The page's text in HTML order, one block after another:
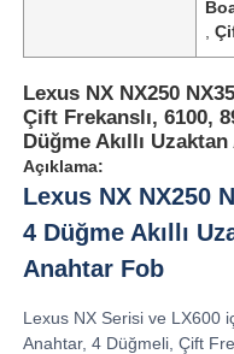
,
Lexus NX NX250
Çift Frekanslı, 6100,
Düğme Akıllı
Açıklama:
Lexus NX NX250
4 Düğme Akıllı
Anahtar Fob
Lexus NX Serisi ve LX600
Anahtar, 4 Düğmeli, Çift